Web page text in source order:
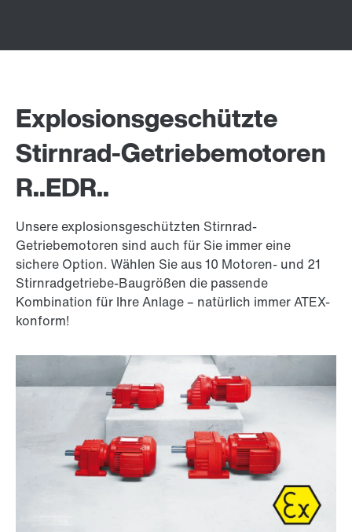
Explosionsgeschützte
Stirnrad-Getriebemotoren
R..EDR..
Unsere explosionsgeschützten Stirnrad-
Getriebemotoren sind auch für Sie immer eine
sichere Option. Wählen Sie aus 10 Motoren- und 21
Stirnradgetriebe-Baugrößen die passende
Kombination für Ihre Anlage – natürlich immer ATEX-
konform!